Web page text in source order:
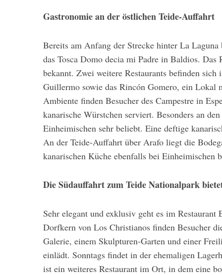
Gastronomie an der östlichen Teide-Auffahrt
Bereits am Anfang der Strecke hinter La
das Tosca Domo decia mi Padre in Baldios.
bekannt. Zwei weitere Restaurants befinden
Guillermo sowie das Rincón Gomero, ein Lokal
Ambiente finden Besucher des Campestre in
kanarische Würstchen serviert. Besonders an
Einheimischen sehr beliebt. Eine deftige
An der Teide-Auffahrt über Arafo liegt die
kanarischen Küche ebenfalls bei Einheimischen
Die Südauffahrt zum Teide Nationalpark
Sehr elegant und exklusiv geht es im
Dorfkern von Los Christianos finden Besucher
Galerie, einem Skulpturen-Garten und einer
einlädt. Sonntags findet in der ehemaligen
ist ein weiteres Restaurant im Ort, in dem eine